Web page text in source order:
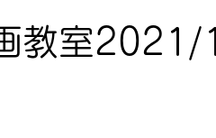
教室2021/